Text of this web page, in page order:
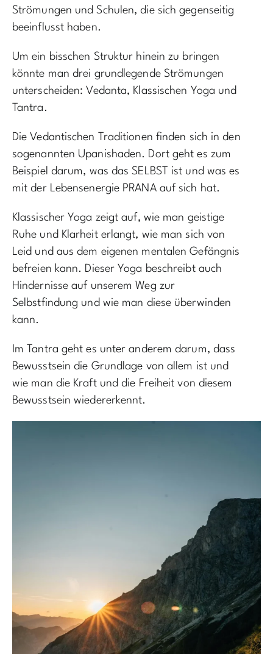
Strömungen und Schulen, die sich gegenseitig
beeinflusst haben.
Um ein bisschen Struktur hinein zu bringen
könnte man drei grundlegende Strömungen
unterscheiden: Vedanta, Klassischen Yoga und
Tantra.
Die Vedantischen Traditionen finden sich in den
sogenannten Upanishaden. Dort geht es zum
Beispiel darum, was das SELBST ist und was es
mit der Lebensenergie PRANA auf sich hat.
Klassischer Yoga zeigt auf, wie man geistige
Ruhe und Klarheit erlangt, wie man sich von
Leid und aus dem eigenen mentalen Gefängnis
befreien kann. Dieser Yoga beschreibt auch
Hindernisse auf unserem Weg zur
Selbstfindung und wie man diese überwinden
kann.
Im Tantra geht es unter anderem darum, dass
Bewusstsein die Grundlage von allem ist und
wie man die Kraft und die Freiheit von diesem
Bewusstsein wiedererkennt.